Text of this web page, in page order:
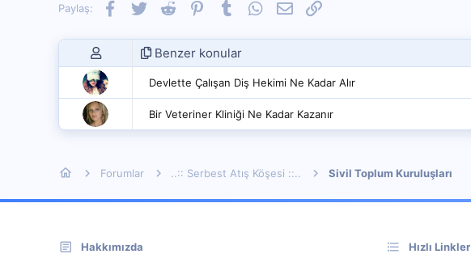
Paylaş: Facebook
TwitterReddit PinterestTumblrWhatsApp
E-postaLink
Benzer konular
Devlette Çalışan Diş Hekimi Ne Kadar Alır
Bir Veteriner Kliniği Ne Kadar Kazanır
Forumlar ..:: Serbest Atış Köşesi ::.. Sivil Toplum Kuruluşları
Hakkımızda Hızlı Linkler